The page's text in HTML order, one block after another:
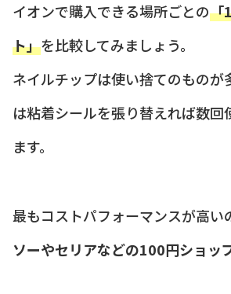
イオンで購入できる場所ごとの「
ト」を比較してみましょう。
ネイルチップは使い捨てのものが
は粘着シールを張り替えれば数回
ます。
最もコストパフォーマンスが高い
ソーやセリアなどの100円ショッ